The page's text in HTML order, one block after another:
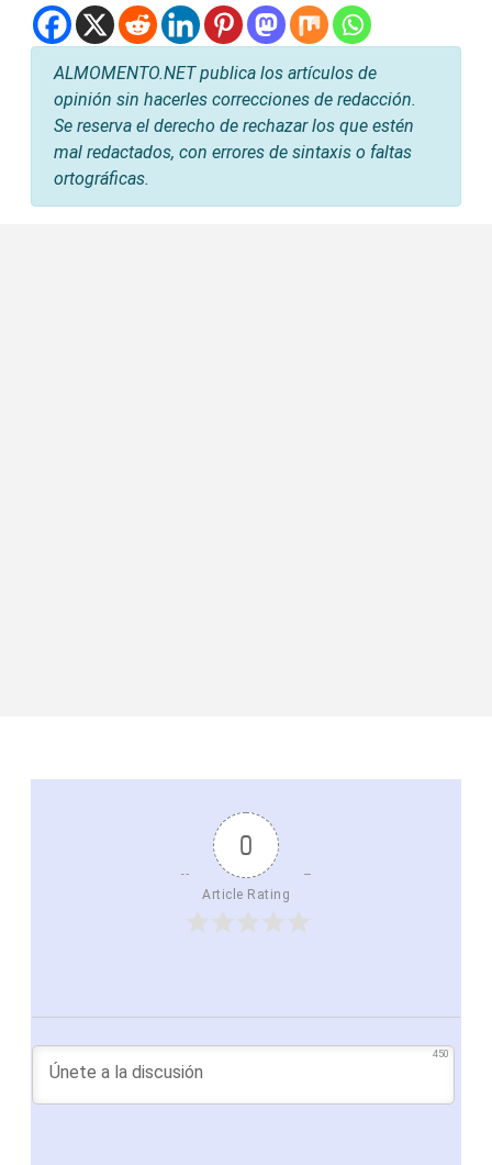
ALMOMENTO.NET publica los artículos de
opinión sin hacerles correcciones de redacción.
Se reserva el derecho de rechazar los que estén
mal redactados, con errores de sintaxis o faltas
ortográficas.
0
Article Rating
450